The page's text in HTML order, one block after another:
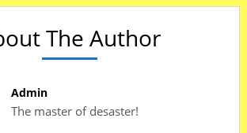
The Author
Admin
The master of desaster!